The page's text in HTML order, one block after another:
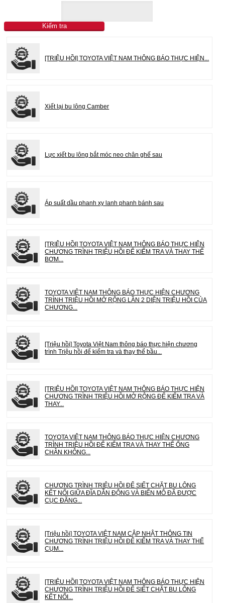
Kiểm tra
[TRIỆU HỒI] TOYOTA VIỆT NAM THÔNG BÁO THỰC HIỆN...
Xiết lại bu lông Camber
Lực xiết bu lông bắt móc neo chân ghế sau
Áp suất dầu phanh xy lanh phanh bánh sau
[TRIỆU HỒI] TOYOTA VIỆT NAM THÔNG BÁO THỰC HIỆN
CHƯƠNG TRÌNH TRIỆU HỒI ĐỂ KIỂM TRA VÀ THAY THẾ
BƠM...
TOYOTA VIỆT NAM THÔNG BÁO THỰC HIỆN CHƯƠNG
TRÌNH TRIỆU HỒI MỞ RỘNG LẦN 2 DIỆN TRIỆU HỒI CỦA
CHƯƠNG...
[Triệu hồi] Toyota Việt Nam thông báo thực hiện chương
trình Triệu hồi để kiểm tra và thay thế bầu...
[TRIỆU HỒI] TOYOTA VIỆT NAM THÔNG BÁO THỰC HIỆN
CHƯƠNG TRÌNH TRIỆU HỒI MỞ RỘNG ĐỂ KIỂM TRA VÀ
THAY...
TOYOTA VIỆT NAM THÔNG BÁO THỰC HIỆN CHƯƠNG
TRÌNH TRIỆU HỒI ĐỂ KIỂM TRA VÀ THAY THẾ ỐNG
CHÂN KHÔNG...
CHƯƠNG TRÌNH TRIỆU HỒI ĐỂ SIẾT CHẶT BU LÔNG
KẾT NỐI GIỮA ĐĨA DẪN ĐỘNG VÀ BIẾN MÔ ĐÃ ĐƯỢC
CỤC ĐĂNG...
[Triệu hồi] TOYOTA VIỆT NAM CẬP NHẬT THÔNG TIN
CHƯƠNG TRÌNH TRIỆU HỒI ĐỂ KIỂM TRA VÀ THAY THẾ
CỤM...
[TRIỆU HỒI] TOYOTA VIỆT NAM THÔNG BÁO THỰC HIỆN
CHƯƠNG TRÌNH TRIỆU HỒI ĐỂ SIẾT CHẶT BU LÔNG
KẾT NỐI...